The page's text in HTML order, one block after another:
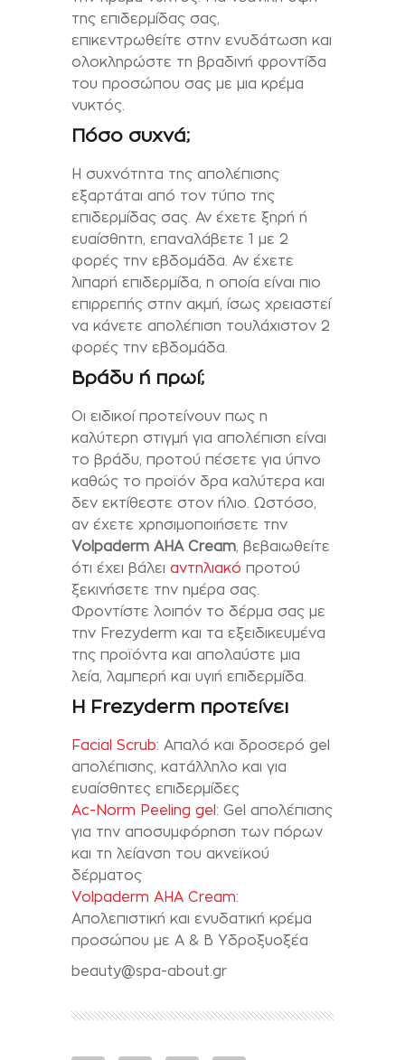
της επιδερμίδας σας,
επικεντρωθείτε στην ενυδάτωση και
ολοκληρώστε τη βραδινή φροντίδα
του προσώπου σας με μια κρέμα
νυκτός.
Πόσο συχνά;
Η συχνότητα της απολέπισης
εξαρτάται από τον τύπο της
επιδερμίδας σας. Αν έχετε ξηρή ή
ευαίσθητη, επαναλάβετε 1 με 2
φορές την εβδομάδα. Αν έχετε
λιπαρή επιδερμίδα, η οποία είναι πιο
επιρρεπής στην ακμή, ίσως χρειαστεί
να κάνετε απολέπιση τουλάχιστον 2
φορές την εβδομάδα.
Βράδυ ή πρωί;
Οι ειδικοί προτείνουν πως η
καλύτερη στιγμή για απολέπιση είναι
το βράδυ, προτού πέσετε για ύπνο
καθώς το προϊόν δρα καλύτερα και
δεν εκτίθεστε στον ήλιο. Ωστόσο,
αν έχετε χρησιμοποιήσετε την
Volpaderm AHA Cream, βεβαιωθείτε
ότι έχει βάλει αντηλιακό προτού
ξεκινήσετε την ημέρα σας.
Φροντίστε λοιπόν το δέρμα σας με
την Frezyderm και τα εξειδικευμένα
της προϊόντα και απολαύστε μια
λεία, λαμπερή και υγιή επιδερμίδα.
H Frezyderm προτείνει
Facial Scrub: Απαλό και δροσερό gel
απολέπισης, κατάλληλο και για
ευαίσθητες επιδερμίδες
Ac-Norm Peeling gel: Gel απολέπισης
για την αποσυμφόρηση των πόρων
και τη λείανση του ακνεϊκού
δέρματος
Volpaderm AHA Cream:
Απολεπιστική και ενυδατική κρέμα
προσώπου με Α & Β Υδροξυοξέα
beauty@spa-about.gr